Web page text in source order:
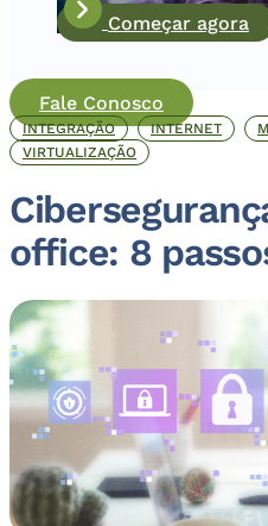
Começar agora
Fale Conosco
INTEGRAÇÃO INTERNET
VIRTUALIZAÇÃO
office: 8